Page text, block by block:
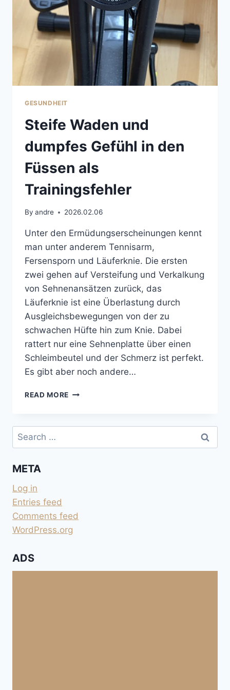
GESUNDHEIT
Steife Waden und
dumpfes Gefühl in den
Füssen als
Trainingsfehler
By andre 2026.02.06
Unter den Ermüdungserscheinungen kennt
man unter anderem Tennisarm,
Fersensporn und Läuferknie. Die ersten
zwei gehen auf Versteifung und Verkalkung
von Sehnenansätzen zurück, das
Läuferknie ist eine Überlastung durch
Ausgleichsbewegungen von der zu
schwachen Hüfte hin zum Knie. Dabei
rattert nur eine Sehnenplatte über einen
Schleimbeutel und der Schmerz ist perfekt.
Es gibt aber noch andere…
READ MORE STEIFE
DUMPFES
IN
Search
for:
META
Log in
Entries feed
Comments feed
WordPress.org
ADS